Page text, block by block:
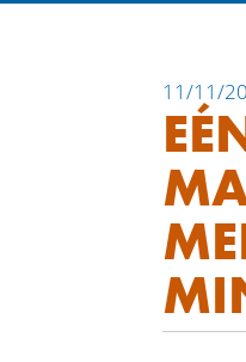
11/11/